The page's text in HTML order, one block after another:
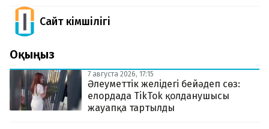
Сайт Әкімшілігі
Оқыңыз
7 августа 2026, 17:15
Әлеуметтік желідегі бейәдеп сөз:
елордада TikTok қолданушысы
жауапқа тартылды